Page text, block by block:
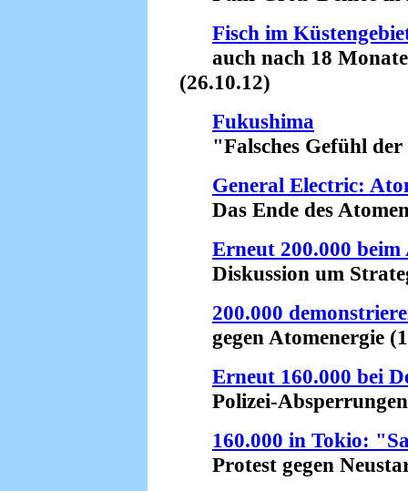
Fisch im
auch nach 18
(26.10.12)
Fukushima
"Falsches Gefühl der
General Electric:
Das Ende des
Erneut 200.000
Diskussion um
200.000
gegen Atomenergie
Erneut 160.000 bei
Polizei-Absperrungen
160.000 in Tokio:
Protest gegen